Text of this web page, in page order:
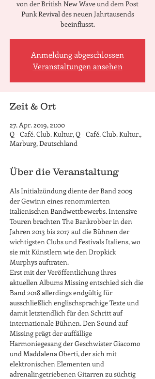
von der British New Wave und dem Post
Punk Revival des neuen Jahrtausends
beeinflusst.
Anmeldung abgeschlossen
Veranstaltungen ansehen
Zeit & Ort
27. Apr. 2019, 21:00
Q - Café. Club. Kultur, Q - Café. Club. Kultur.,
Marburg, Deutschland
Über die Veranstaltung
Als Initialzündung diente der Band 2009
der Gewinn eines renommierten
italienischen Bandwettbewerbs. Intensive
Touren brachten The Bankrobber in den
Jahren 2013 bis 2017 auf die Bühnen der
wichtigsten Clubs und Festivals Italiens, wo
sie mit Künstlern wie den Dropkick
Murphys auftraten.
Erst mit der Veröffentlichung ihres
aktuellen Albums Missing entschied sich die
Band 2018 allerdings endgültig für
ausschließlich englischsprachige Texte und
damit letztendlich für den Schritt auf
internationale Bühnen. Den Sound auf
Missing prägt der auffällige
Harmoniegesang der Geschwister Giacomo
und Maddalena Oberti, der sich mit
elektronischen Elementen und
adrenalingetriebenen Gitarren zu süchtig